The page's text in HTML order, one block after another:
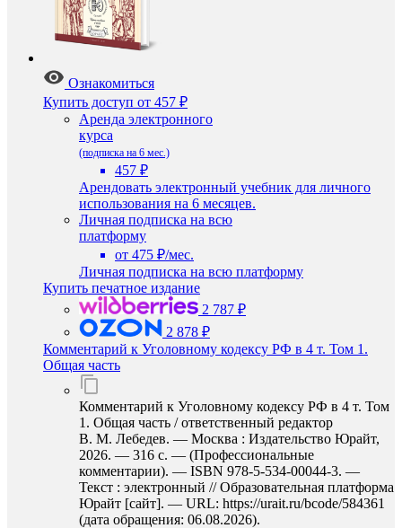
Ознакомиться
Купить доступ от 457 ₽
Аренда электронного
курса
(подписка на 6 мес.)
457 ₽
Арендовать электронный учебник для личного
использования на 6 месяцев.
Личная подписка на всю
платформу
от 475 ₽/мес.
Личная подписка на всю платформу
Купить печатное издание
2 787 ₽
2 878 ₽
Комментарий к Уголовному кодексу РФ в 4 т. Том 1.
Общая часть
Комментарий к Уголовному кодексу РФ в 4 т. Том
1. Общая часть / ответственный редактор
В. М. Лебедев. — Москва : Издательство Юрайт,
2026. — 316 с. — (Профессиональные
комментарии). — ISBN 978-5-534-00044-3. —
Текст : электронный // Образовательная платформа
Юрайт [сайт]. — URL: https://urait.ru/bcode/584361
(дата обращения: 06.08.2026).